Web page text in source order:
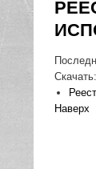
Скачать:
Наверх